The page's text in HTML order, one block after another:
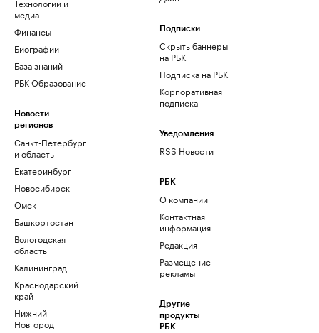
медиа
Финансы
Биографии
База знаний
РБК Образование
Новости
регионов
Санкт-Петербург
и область
Екатеринбург
Новосибирск
Омск
Башкортостан
Вологодская
область
Калининград
Краснодарский
край
Нижний
Новгород
Подписки
Скрыть баннеры
на РБК
Подписка на РБК
Корпоративная
подписка
Уведомления
RSS Новости
РБК
О компании
Контактная
информация
Редакция
Размещение
рекламы
Другие
продукты
РБК